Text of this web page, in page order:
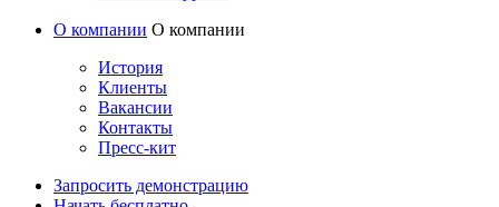
О компании О компании
История
Клиенты
Вакансии
Контакты
Пресс-кит
Запросить демонстрацию